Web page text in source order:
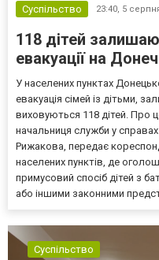
Суспільство 23:40, 5
118 дітей
евакуації на
У населених пунктах
евакуація сімей із дітьми,
виховуються 118 дітей. Про
начальниця служби у
Рижакова, передає
населених пунктів, де
примусовий спосіб дітей з
або іншими законними
Суспільство